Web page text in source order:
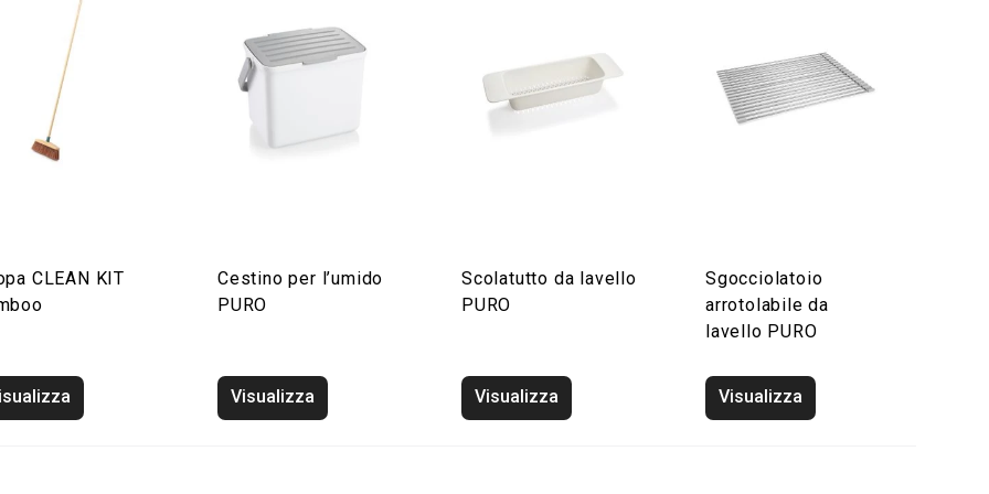
CLEAN KIT
Cestino per l’umido
PURO
Visualizza
Scolatutto da lavello
PURO
Visualizza
Sgocciolatoio
arrotolabile da
lavello PURO
Visualizza